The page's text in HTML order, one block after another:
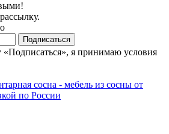
я принимаю условия